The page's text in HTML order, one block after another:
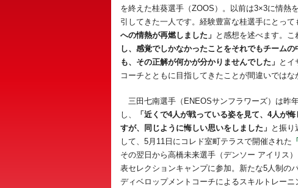
を終えた桂葵選手（ZOOS）。以前は3×3に情熱
引してきた一人です。経験豊富な桂選手にとっ
への情熱が再燃しました」 と感想を述べます。こ
し、感覚でしかなかったことをそれでもチーム
も、その正解が何かが分かりませんでした」 とイ
コーチとともに目指してきたことが間違いではな
三田七南選手（ENEOSサンフラワーズ）は昨
し、
「近くで4人が戦っている姿を見て、4人が
すが、同じように悔しい思いをしました」 と振り
して、5月11日にコレド室町テラスで開催された
その翌日から高橋未来選手（デンソー アイリス
表セレクションキャンプに参加。新たな5人制の
ディベロップメントコーチによるスキルトレー